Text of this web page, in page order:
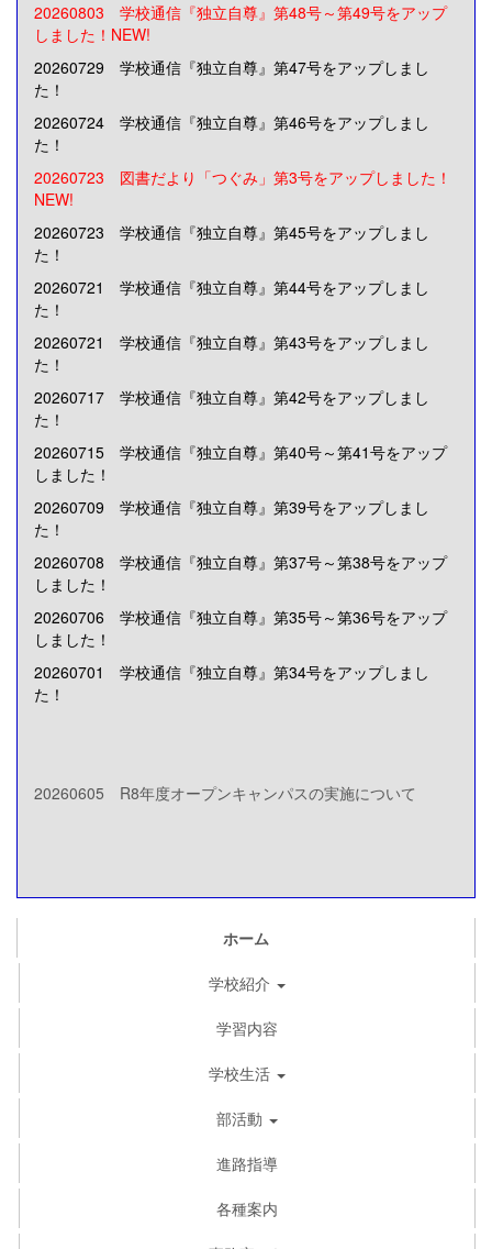
20260803 学校通信『独立自尊』第48号～第49号をアップ
しました！NEW!
20260729 学校通信『独立自尊』第47号をアップしまし
た！
20260724 学校通信『独立自尊』第46号をアップしまし
た！
20260723 図書だより「つぐみ」第3号をアップしました！
NEW!
20260723 学校通信『独立自尊』第45号をアップしまし
た！
20260721 学校通信『独立自尊』第44号をアップしまし
た！
20260721 学校通信『独立自尊』第43号をアップしまし
た！
20260717 学校通信『独立自尊』第42号をアップしまし
た！
20260715 学校通信『独立自尊』第40号～第41号をアップ
しました！
20260709 学校通信『独立自尊』第39号をアップしまし
た！
20260708 学校通信『独立自尊』第37号～第38号をアップ
しました！
20260706 学校通信『独立自尊』第35号～第36号をアップ
しました！
20260701 学校通信『独立自尊』第34号をアップしまし
た！
20260605 R8年度オープンキャンパスの実施について
ホーム
学校紹介
学習内容
学校生活
部活動
進路指導
各種案内